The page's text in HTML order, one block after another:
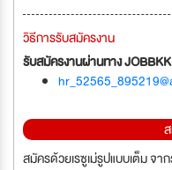
วิธีการรับสมัครงาน
รับสมัครงานผ่านทาง
สมัครด้วยเรซูเม่รูปแบบเต็ม จ